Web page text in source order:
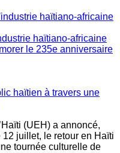
haïtiano-africaine
le 235e anniversaire
haïtien à travers une
(UEH) a annoncé,
juillet, le retour en Haïti
tournée culturelle de